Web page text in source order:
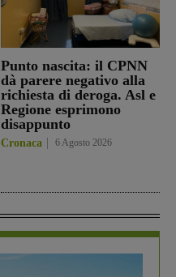
Punto nascita: il CPNN
dà parere negativo alla
richiesta di deroga. Asl e
Regione esprimono
disappunto
Cronaca 6 Agosto 2026